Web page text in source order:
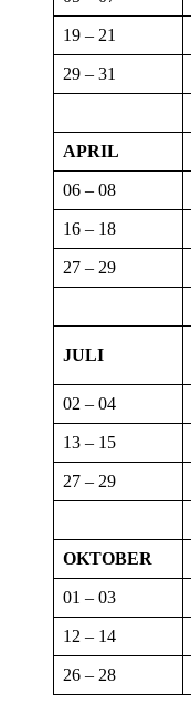
19 – 21
29 – 31
APRIL
06 – 08
16 – 18
27 – 29
JULI
02 – 04
13 – 15
27 – 29
OKTOBER
01 – 03
12 – 14
26 – 28